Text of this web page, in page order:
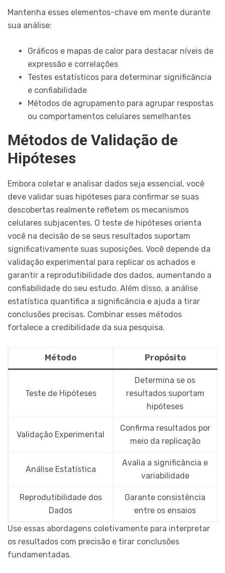
Mantenha esses elementos-chave em mente durante
sua análise:
Gráficos e mapas de calor para destacar níveis de
expressão e correlações
Testes estatísticos para determinar significância
e confiabilidade
Métodos de agrupamento para agrupar respostas
ou comportamentos celulares semelhantes
Métodos de Validação de
Hipóteses
Embora coletar e analisar dados seja essencial, você
deve validar suas hipóteses para confirmar se suas
descobertas realmente refletem os mecanismos
celulares subjacentes. O teste de hipóteses orienta
você na decisão de se seus resultados suportam
significativamente suas suposições. Você depende da
validação experimental para replicar os achados e
garantir a reprodutibilidade dos dados, aumentando a
confiabilidade do seu estudo. Além disso, a análise
estatística quantifica a significância e ajuda a tirar
conclusões precisas. Combinar esses métodos
fortalece a credibilidade da sua pesquisa.
Método Propósito
Teste de Hipóteses
Determina se os
resultados suportam
hipóteses
Validação Experimental
Confirma resultados por
meio da replicação
Análise Estatística
Avalia a significância e
variabilidade
Reprodutibilidade dos
Dados
Garante consistência
entre os ensaios
Use essas abordagens coletivamente para interpretar
os resultados com precisão e tirar conclusões
fundamentadas.